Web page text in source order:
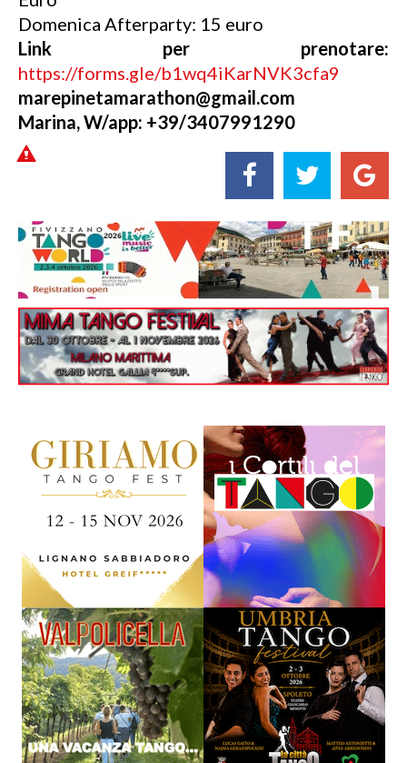
Domenica Afterparty: 15 euro
Link per prenotare:
https://forms.gle/b1wq4iKarNVK3cfa9
marepinetamarathon@gmail.com
Marina,W/app: +39/3407991290